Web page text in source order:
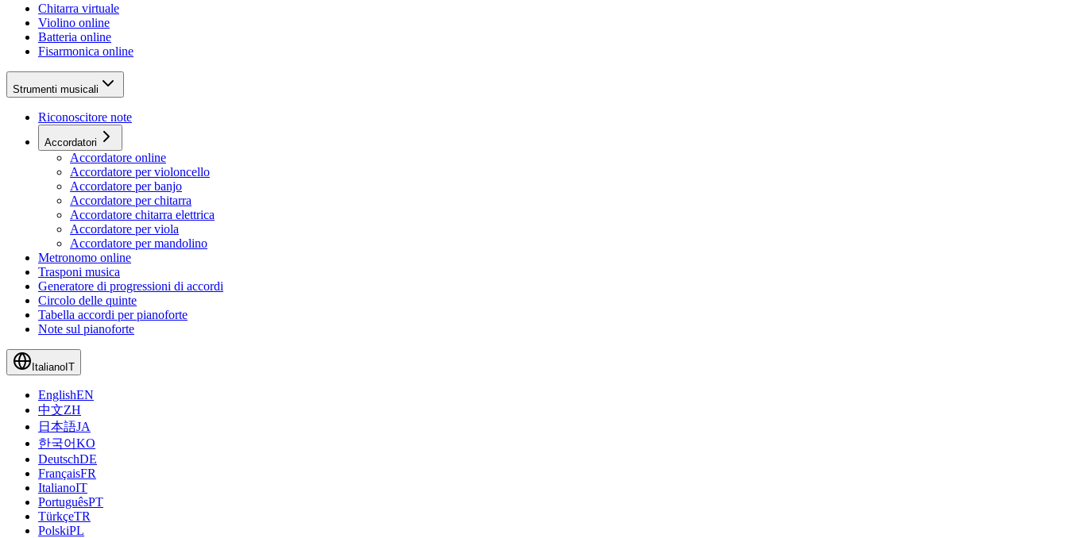
Chitarra virtuale
Violino online
Batteria online
Fisarmonica online
Strumenti musicali
Riconoscitore note
Accordatori
Accordatore online
Accordatore per violoncello
Accordatore per banjo
Accordatore per chitarra
Accordatore chitarra elettrica
Accordatore per viola
Accordatore per mandolino
Metronomo online
Trasponi musica
Generatore di progressioni di accordi
Circolo delle quinte
Tabella accordi per pianoforte
Note sul pianoforte
Italiano IT
EnglishEN
中文ZH
日本語JA
한국어KO
DeutschDE
FrançaisFR
ItalianoIT
PortuguêsPT
TürkçeTR
PolskiPL